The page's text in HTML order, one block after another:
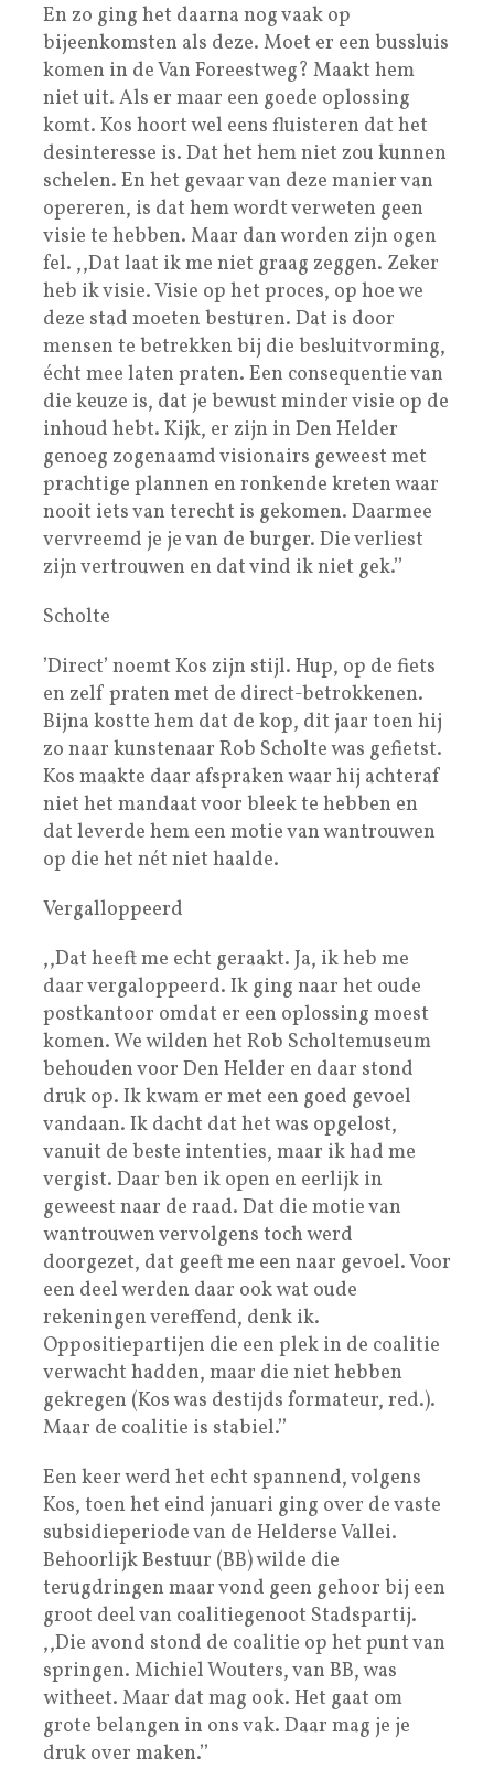
En zo ging het daarna nog vaak op
bijeenkomsten als deze. Moet er een bussluis
komen in de Van Foreestweg? Maakt hem
niet uit. Als er maar een goede oplossing
komt. Kos hoort wel eens fluisteren dat het
desinteresse is. Dat het hem niet zou kunnen
schelen. En het gevaar van deze manier van
opereren, is dat hem wordt verweten geen
visie te hebben. Maar dan worden zijn ogen
fel. ,,Dat laat ik me niet graag zeggen. Zeker
heb ik visie. Visie op het proces, op hoe we
deze stad moeten besturen. Dat is door
mensen te betrekken bij die besluitvorming,
écht mee laten praten. Een consequentie van
die keuze is, dat je bewust minder visie op de
inhoud hebt. Kijk, er zijn in Den Helder
genoeg zogenaamd visionairs geweest met
prachtige plannen en ronkende kreten waar
nooit iets van terecht is gekomen. Daarmee
vervreemd je je van de burger. Die verliest
zijn vertrouwen en dat vind ik niet gek.’’
Scholte
’Direct’ noemt Kos zijn stijl. Hup, op de fiets
en zelf praten met de direct-betrokkenen.
Bijna kostte hem dat de kop, dit jaar toen hij
zo naar kunstenaar Rob Scholte was gefietst.
Kos maakte daar afspraken waar hij achteraf
niet het mandaat voor bleek te hebben en
dat leverde hem een motie van wantrouwen
op die het nét niet haalde.
Vergalloppeerd
,,Dat heeft me echt geraakt. Ja, ik heb me
daar vergaloppeerd. Ik ging naar het oude
postkantoor omdat er een oplossing moest
komen. We wilden het Rob Scholtemuseum
behouden voor Den Helder en daar stond
druk op. Ik kwam er met een goed gevoel
vandaan. Ik dacht dat het was opgelost,
vanuit de beste intenties, maar ik had me
vergist. Daar ben ik open en eerlijk in
geweest naar de raad. Dat die motie van
wantrouwen vervolgens toch werd
doorgezet, dat geeft me een naar gevoel. Voor
een deel werden daar ook wat oude
rekeningen vereffend, denk ik.
Oppositiepartijen die een plek in de coalitie
verwacht hadden, maar die niet hebben
gekregen (Kos was destijds formateur, red.).
Maar de coalitie is stabiel.’’
Een keer werd het echt spannend, volgens
Kos, toen het eind januari ging over de vaste
subsidieperiode van de Helderse Vallei.
Behoorlijk Bestuur (BB) wilde die
terugdringen maar vond geen gehoor bij een
groot deel van coalitiegenoot Stadspartij.
,,Die avond stond de coalitie op het punt van
springen. Michiel Wouters, van BB, was
witheet. Maar dat mag ook. Het gaat om
grote belangen in ons vak. Daar mag je je
druk over maken.’’